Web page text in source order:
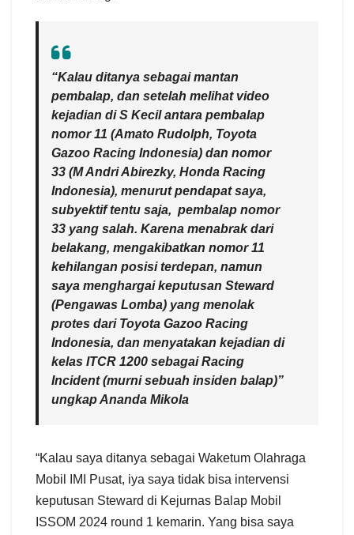
“Kalau ditanya sebagai mantan
pembalap, dan setelah melihat video
kejadian di S Kecil antara pembalap
nomor 11 (Amato Rudolph, Toyota
Gazoo Racing Indonesia) dan nomor
33 (M Andri Abirezky, Honda Racing
Indonesia), menurut pendapat saya,
subyektif tentu saja, pembalap nomor
33 yang salah. Karena menabrak dari
belakang, mengakibatkan nomor 11
kehilangan posisi terdepan, namun
saya menghargai keputusan Steward
(Pengawas Lomba) yang menolak
protes dari Toyota Gazoo Racing
Indonesia, dan menyatakan kejadian di
kelas ITCR 1200 sebagai Racing
Incident (murni sebuah insiden balap)”
ungkap Ananda Mikola
“Kalau saya ditanya sebagai Waketum Olahraga
Mobil IMI Pusat, iya saya tidak bisa intervensi
keputusan Steward di Kejurnas Balap Mobil
ISSOM 2024 round 1 kemarin. Yang bisa saya